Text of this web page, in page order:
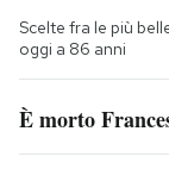
Scelte fra le più
oggi a 86 anni
È morto